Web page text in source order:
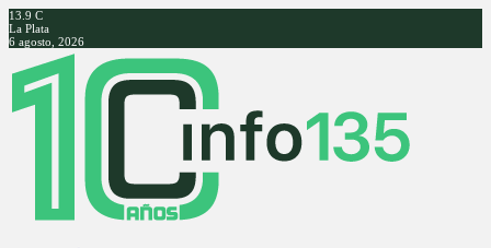
13.9 C
La Plata
6 agosto, 2026
Facebook
Twitter
Instagram
Youtube